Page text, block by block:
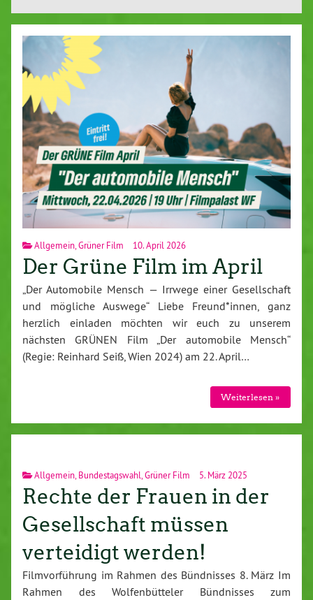
Allgemein Grüner Film 10. April 2026
Der Grüne Film im April
„Der Automobile Mensch — Irrwege einer Gesellschaft
und mögliche Auswege“ Liebe Freund*innen, ganz
herzlich einladen möchten wir euch zu unserem
nächsten GRÜNEN Film „Der automobile Mensch“
(Regie: Reinhard Seiß, Wien 2024) am 22. April…
Weiterlesen »
Allgemein Bundestagswahl Grüner Film 5. März 2025
Rechte der Frauen in der
Gesellschaft müssen
verteidigt werden!
Filmvorführung im Rahmen des Bündnisses 8. März Im
Rahmen des Wolfenbütteler Bündnisses zum